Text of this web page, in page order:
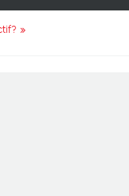
»